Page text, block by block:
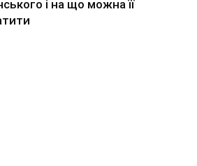
і на що можна її